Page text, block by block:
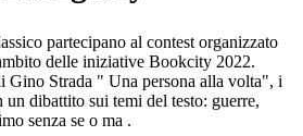
partecipano al contest organizzato
delle iniziative Bookcity 2022.
Gino Strada " Una persona alla volta", i
un dibattito sui temi del testo: guerre,
senza se o ma .